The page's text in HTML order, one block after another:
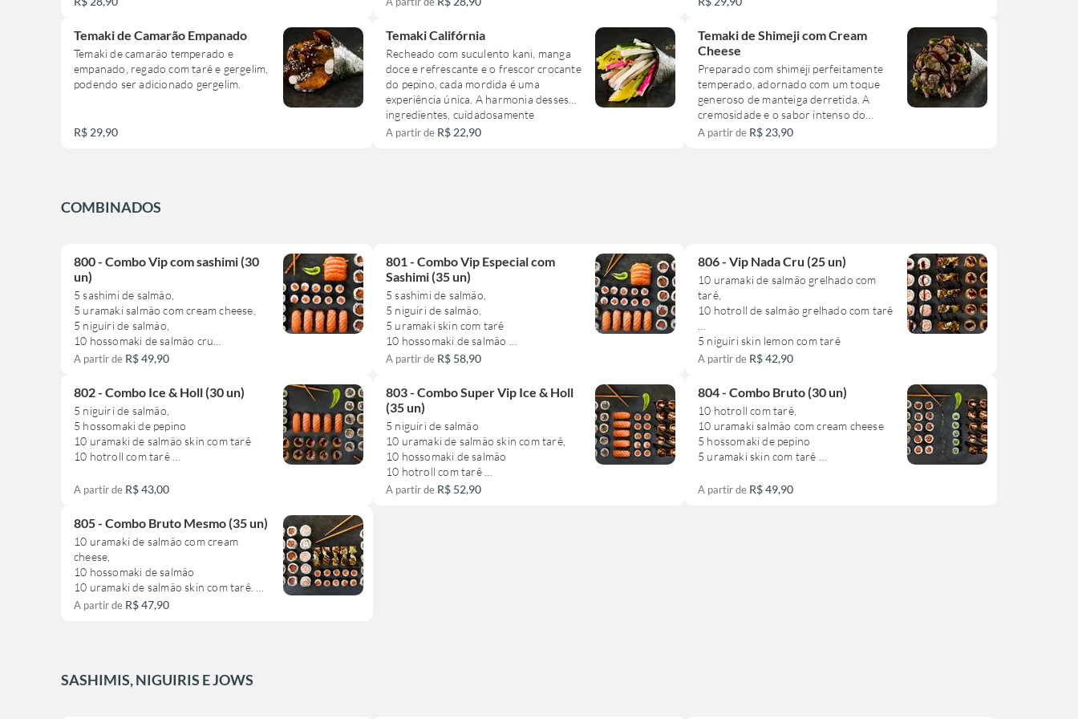
Temaki de Camarão Empanado
Temaki de camarão temperado e
empanado, regado com tarê e gergelim,
podendo ser adicionado gergelim.
R$ 29,90
Temaki Califórnia
Recheado com suculento kani, manga
doce e refrescante e o frescor crocante
do pepino, cada mordida é uma
experiência única. A harmonia desses
ingredientes, cuidadosamente
selecionados, proporciona um gosto
A partir de R$ 22,90
Temaki de Shimeji com Cream
Cheese
Preparado com shimeji perfeitamente
temperado, adornado com um toque
generoso de manteiga derretida. A
cremosidade e o sabor intenso do
cream cheese são harmoniosamente
da culinária nipônica.
A partir de R$ 23,90
COMBINADOS
800 - Combo Vip com sashimi (30
un)
5 sashimi de salmão,
5 uramaki salmão com cream cheese,
5 niguiri de salmão,
10 hossomaki de salmão cru
5 hossomaki de pepino
**este combo não pode sofrer
alteração**
A partir de R$ 49,90
801 - Combo Vip Especial com
Sashimi (35 un)
5 sashimi de salmão,
5 niguiri de salmão,
5 uramaki skin com tarê
10 hossomaki de salmão
10 uramaki de salmão com cream
**este combinado não pode sofrer
alteração**
A partir de R$ 58,90
806 - Vip Nada Cru (25 un)
10 uramaki de salmão grelhado com
tarê,
10 hotroll de salmão grelhado com tarê
5 niguiri skin lemon com tarê
alteração**
A partir de R$ 42,90
802 - Combo Ice & Holl (30 un)
5 niguiri de salmão,
5 hossomaki de pepino
10 uramaki de salmão skin com tarê
10 hotroll com tarê
**este combinado não pode sofrer
A partir de R$ 43,00
803 - Combo Super Vip Ice & Holl
(35 un)
5 niguiri de salmão
10 uramaki de salmão skin com tarê,
10 hossomaki de salmão
10 hotroll com tarê
A partir de R$ 52,90
804 - Combo Bruto (30 un)
10 hotroll com tarê,
10 uramaki salmão com cream cheese
5 hossomaki de pepino
5 uramaki skin com tarê
**este combinado não pode sofrer
A partir de R$ 49,90
805 - Combo Bruto Mesmo (35 un)
10 uramaki de salmão com cream
cheese,
10 hossomaki de salmão
10 uramaki de salmão skin com tarê.
5 niguiri salmão skin lemon com tarê
A partir de R$ 47,90
SASHIMIS, NIGUIRIS E JOWS